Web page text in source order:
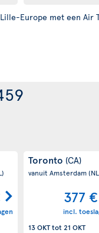
Europe met een Air
Toronto (CA)
vanuit Amsterdam
377 €
incl.
13 OKTtot 21 OKT